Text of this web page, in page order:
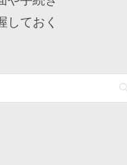
しておく